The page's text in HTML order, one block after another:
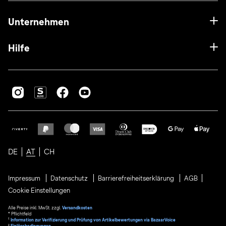
Unternehmen
Hilfe
DE AT CH
Impressum Datenschutz Barrierefreiheitserklärung
AGB
Cookie Einstellungen
Alle Preise inkl. MwSt. zzgl. Versandkosten
* Pflichtfeld
1
Information zur Verifizierung und Prüfung von Artikelbewertungen via BazaarVoice